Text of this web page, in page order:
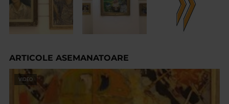
ARTICOLE ASEMANATOARE
VIDEO